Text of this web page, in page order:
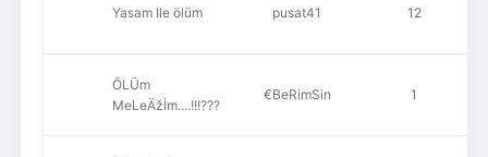
Yasam Ile ölüm pusat41 12
ÖLÜm
MeLeÄžİm....!!!???
€BeRimSin 1